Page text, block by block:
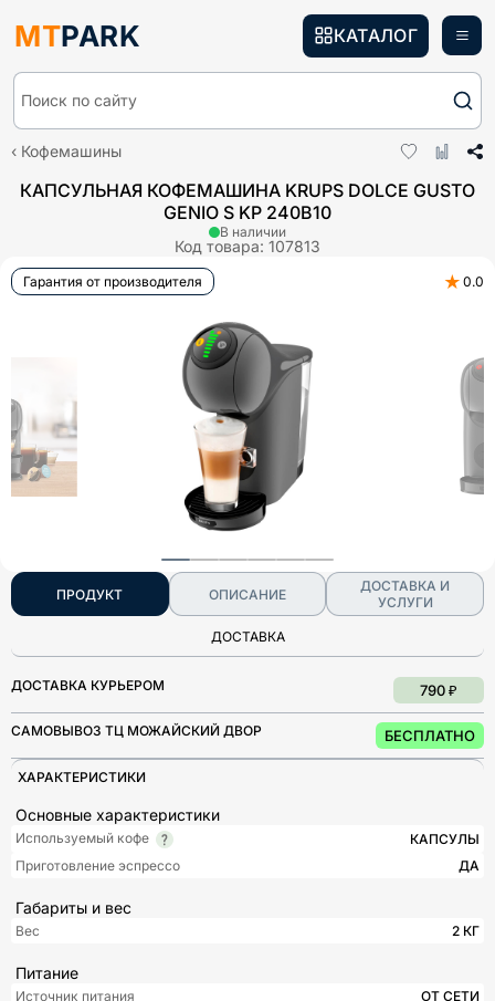
MTPARK
Поиск по сайту
КАТАЛОГ
Кофемашины
КАПСУЛЬНАЯ КОФЕМАШИНА KRUPS DOLCE GUSTO
GENIO S KP 240B10
Код товара: 107813
В наличии
Гарантия от производителя ★ 0.0
ПРОДУКТ ОПИСАНИЕ
ДОСТАВКА И
УСЛУГИ
ДОСТАВКА
ДОСТАВКА КУРЬЕРОМ 790 ₽
САМОВЫВОЗ ТЦ МОЖАЙСКИЙ ДВОР БЕСПЛАТНО
ХАРАКТЕРИСТИКИ
Основные характеристики
Используемый кофе
КАПСУЛЫ
Приготовление эспрессо
ДА
Габариты и вес
Вес 2 КГ
Питание
Источник питания ОТ СЕТИ